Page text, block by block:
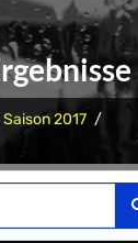
Saison 2017